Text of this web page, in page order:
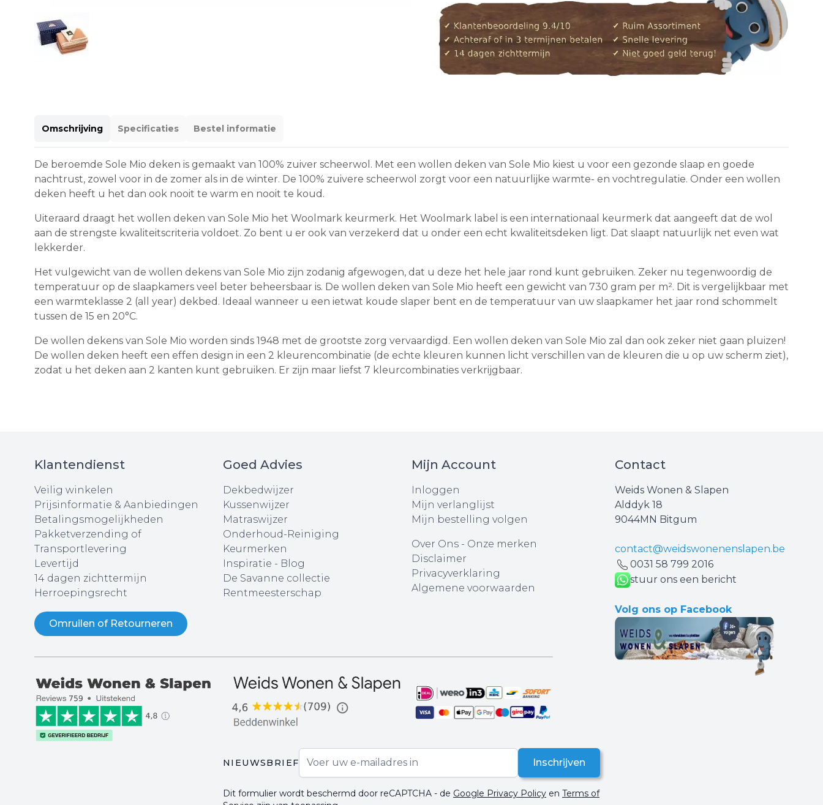
Omschrijving Specificaties Bestel informatie
De beroemde Sole Mio deken is gemaakt van 100% zuiver scheerwol. Met een wollen deken van Sole Mio kiest u voor een gezonde slaap en goede
nachtrust, zowel voor in de zomer als in de winter. De 100% zuivere scheerwol zorgt voor een natuurlijke warmte- en vochtregulatie. Onder een wollen
deken heeft u het dan ook nooit te warm en nooit te koud.
Uiteraard draagt het wollen deken van Sole Mio het Woolmark keurmerk. Het Woolmark label is een internationaal keurmerk dat aangeeft dat de wol
aan de strengste kwaliteitscriteria voldoet. Zo bent u er ook van verzekerd dat u onder een echt kwaliteitsdeken ligt. Dat slaapt natuurlijk net even wat
lekkerder.
Het vulgewicht van de wollen dekens van Sole Mio zijn zodanig afgewogen, dat u deze het hele jaar rond kunt gebruiken. Zeker nu tegenwoordig de
temperatuur op de slaapkamers veel beter beheersbaar is. De wollen deken van Sole Mio heeft een gewicht van 730 gram per m². Dit is vergelijkbaar met
een warmteklasse 2 (all year) dekbed. Ideaal wanneer u een ietwat koude slaper bent en de temperatuur van uw slaapkamer het jaar rond schommelt
tussen de 15 en 20°C.
De wollen dekens van Sole Mio worden sinds 1948 met de grootste zorg vervaardigd. Een wollen deken van Sole Mio zal dan ook zeker niet gaan pluizen!
De wollen deken heeft een effen design in een 2 kleurencombinatie (de echte kleuren kunnen licht verschillen van de kleuren die u op uw scherm ziet),
zodat u het deken aan 2 kanten kunt gebruiken. Er zijn maar liefst 7 kleurcombinaties verkrijgbaar.
Klantendienst
Veilig winkelen
Prijsinformatie & Aanbiedingen
Betalingsmogelijkheden
Pakketverzending of
Transportlevering
Levertijd
14 dagen zichttermijn
Herroepingsrecht
Omruilen of Retourneren
Goed Advies
Dekbedwijzer
Kussenwijzer
Matraswijzer
Onderhoud-Reiniging
Keurmerken
Inspiratie - Blog
De Savanne collectie
Rentmeesterschap
Mijn Account
Inloggen
Mijn verlanglijst
Mijn bestelling volgen
Over Ons- Onze merken
Disclaimer
Privacyverklaring
Algemene voorwaarden
Contact
Weids Wonen & Slapen
Alddyk 18
9044MN Bitgum
contact@weidswonenenslapen.be
0031 ‪58 799 2016‬
stuur ons een bericht
Volg ons op Facebook
NIEUWSBRIEF
E-mail adres
Inschrijven
Dit formulier wordt beschermd door reCAPTCHA - de Google Privacy Policy en Terms of